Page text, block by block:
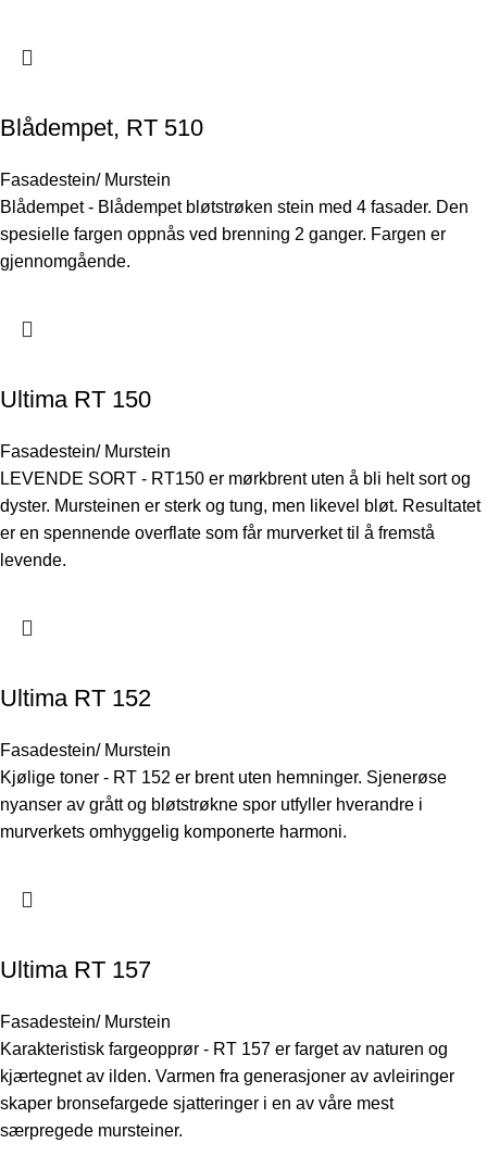
Blådempet, RT 510
Fasadestein/ Murstein
Blådempet - Blådempet bløtstrøken stein med 4 fasader. Den
spesielle fargen oppnås ved brenning 2 ganger. Fargen er
gjennomgående.
Ultima RT 150
Fasadestein/ Murstein
LEVENDE SORT - RT150 er mørkbrent uten å bli helt sort og
dyster. Mursteinen er sterk og tung, men likevel bløt. Resultatet
er en spennende overflate som får murverket til å fremstå
levende.
Ultima RT 152
Fasadestein/ Murstein
Kjølige toner - RT 152 er brent uten hemninger. Sjenerøse
nyanser av grått og bløtstrøkne spor utfyller hverandre i
murverkets omhyggelig komponerte harmoni.
Ultima RT 157
Fasadestein/ Murstein
Karakteristisk fargeopprør - RT 157 er farget av naturen og
kjærtegnet av ilden. Varmen fra generasjoner av avleiringer
skaper bronsefargede sjatteringer i en av våre mest
særpregede mursteiner.